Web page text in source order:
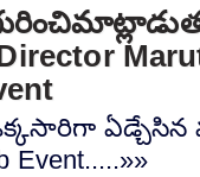
ఏడ్చేసిన
Event.....»»